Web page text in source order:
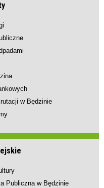
w Będzinie
Publiczna w Będzinie